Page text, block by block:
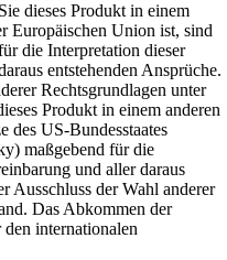
dieses Produkt in einem
Europäischen Union ist, sind
die Interpretation dieser
entstehenden Ansprüche.
Rechtsgrundlagen unter
Produkt in einem anderen
des US-Bundesstaates
maßgebend für die
und aller daraus
Ausschluss der Wahl anderer
Das Abkommen der
internationalen